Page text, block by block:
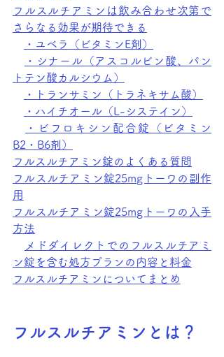
フルスルチアミンは飲み合わせ次第で
さらなる効果が期待できる
・ユベラ（ビタミンE剤）
・シナール（アスコルビン酸、パン
トテン酸カルシウム）
・トランサミン（トラネキサム酸）
・ハイチオール（L-システイン）
・ビフロキシン配合錠（ビタミン
B2・B6剤）
フルスルチアミン錠のよくある質問
フルスルチアミン錠25mgトーワの副作
用
フルスルチアミン錠25mgトーワの入手
方法
メドダイレクトでのフルスルチアミ
ン錠を含む処方プランの内容と料金
フルスルチアミンについてまとめ
フルスルチアミンとは？